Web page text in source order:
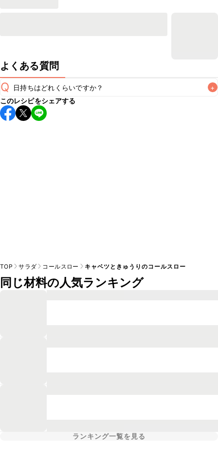
よくある質問
Q 日持ちはどれくらいですか？ +
保存期間は冷蔵で当日中が目安です。なるべくお早めにお召
し上がりください。
このレシピをシェアする
TOP サラダ コールスロー キャベツときゅうりのコールスロー
同じ材料の人気ランキング
ランキング一覧を見る